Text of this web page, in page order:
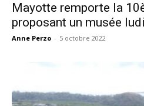
Mayotte remporte la
proposant un musée
Anne Perzo - 5 octobre 2022